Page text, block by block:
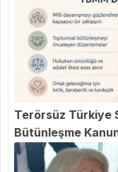
Terörsüz Türkiye
Bütünleşme